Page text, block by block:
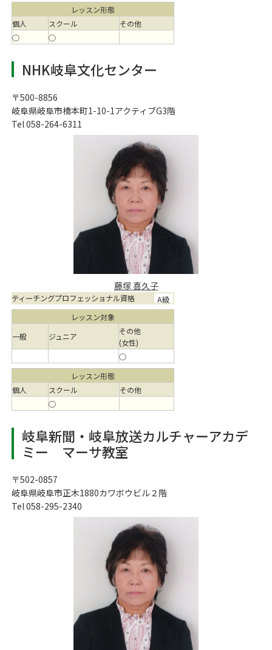
レッスン形態
個人
スクール
その他
○
○
NHK岐阜文化センター
〒500-8856
岐阜県岐阜市橋本町1-10-1アクティブG3階
Tel 058-264-6311
藤塚 喜久子
ティーチングプロフェッショナル資格 A級
レッスン対象
一般
ジュニア
その他
(女性)
○
レッスン形態
個人
スクール
その他
○
岐阜新聞・岐阜放送カルチャーアカデ
ミー マーサ教室
〒502-0857
岐阜県岐阜市正木1880カワボウビル２階
Tel 058-295-2340